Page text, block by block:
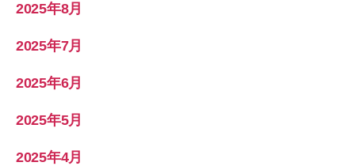
2025年8月
2025年7月
2025年6月
2025年5月
2025年4月